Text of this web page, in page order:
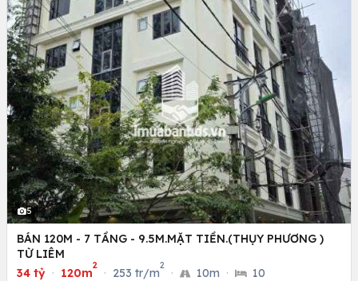
5
BÁN 120M - 7 TẦNG - 9.5M.MẶT TIỀN.(THỤY PHƯƠNG )
TỪ LIÊM
34 tỷ · 120m
2
· 253 tr/m
2
· 10m · 10